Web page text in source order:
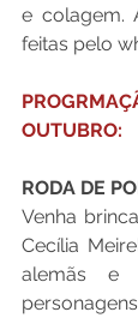
e colagem.
feitas pelo
OUTUBRO:
RODA DE
Venha
Cecília
alemãs e